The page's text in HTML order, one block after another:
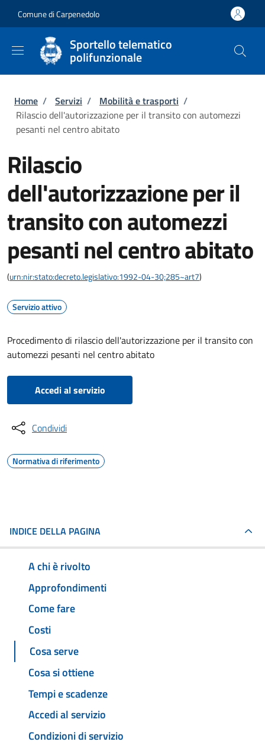
Comune di Carpenedolo
Sportello telematico
polifunzionale
Briciole di pane
Home / Servizi / Mobilità e trasporti /
Rilascio dell'autorizzazione per il transito con automezzi
pesanti nel centro abitato
Rilascio
dell'autorizzazione per il
transito con automezzi
pesanti nel centro abitato
(urn:nir:stato:decreto.legislativo:1992-04-30;285~art7)
Servizio attivo
Procedimento di rilascio dell'autorizzazione per il transito con
automezzi pesanti nel centro abitato
Accedi al servizio
Condividi
Normativa di riferimento
INDICE DELLA PAGINA
A chi è rivolto
Approfondimenti
Come fare
Costi
Cosa serve
Cosa si ottiene
Tempi e scadenze
Accedi al servizio
Condizioni di servizio